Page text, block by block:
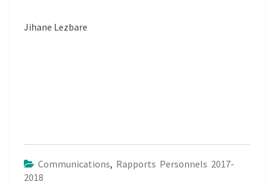
Jihane Lezbare
Communications, Rapports Personnels 2017-
2018